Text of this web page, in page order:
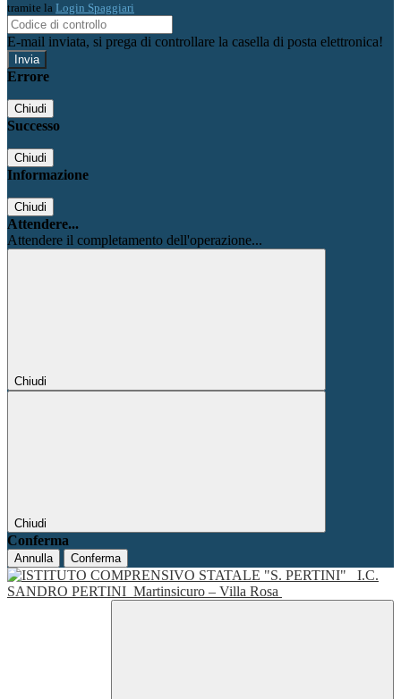
tramite la Login Spaggiari
E-mail inviata, si prega di controllare la casella di posta elettronica!
Errore
Chiudi
Successo
Chiudi
Informazione
Chiudi
Attendere...
Attendere il completamento dell'operazione...
Chiudi
Chiudi
Conferma
Annulla Conferma
I.C.
SANDRO PERTINI Martinsicuro – Villa Rosa